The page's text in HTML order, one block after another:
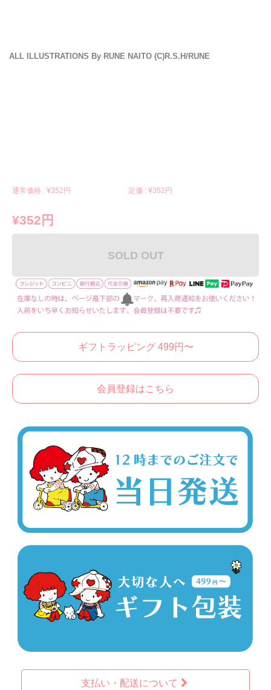
ALL ILLUSTRATIONS By RUNE NAITO (C)R.S.H/RUNE
通常価格 : ¥352円 定価 : ¥352円
¥352円
SOLD OUT
ギフトラッピング 499円〜
会員登録はこちら
支払い・配送について